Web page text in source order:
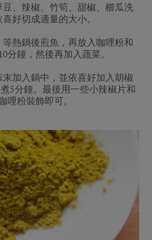
、辣椒、竹筍、甜椒、櫛瓜洗
好切成適量的大小。
熱鍋後煎魚，再放入咖哩粉和
分鐘，然後再加入蔬菜。
加入鍋中，並依喜好加入胡椒
5分鐘。最後用一些小辣椒片和
哩粉裝飾即可。